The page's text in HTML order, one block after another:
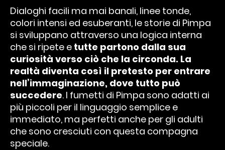
Dialoghi facili ma mai banali, linee tonde,
colori intensi ed esuberanti, le storie di Pimpa
si sviluppano attraverso una logica interna
che si ripete e tutte partono dalla sua
curiosità verso ciò che la circonda. La
realtà diventa così il pretesto per entrare
nell’immaginazione, dove tutto può
succedere. I fumetti di Pimpa sono adatti ai
più piccoli per il linguaggio semplice e
immediato, ma perfetti anche per gli adulti
che sono cresciuti con questa compagna
speciale.